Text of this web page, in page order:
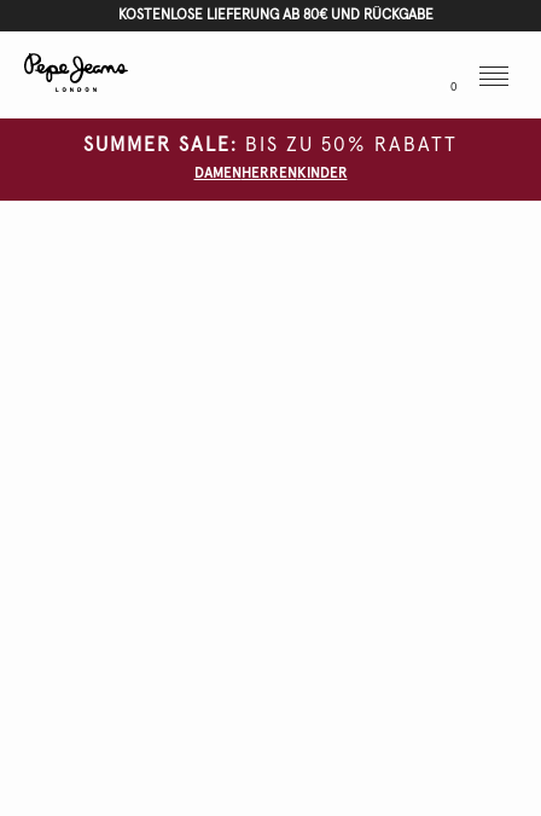
KOSTENLOSE LIEFERUNG AB 80€ UND RÜCKGABE
0
Menu
SUMMER SALE: BIS ZU 50% RABATT
DAMEN HERREN KINDER